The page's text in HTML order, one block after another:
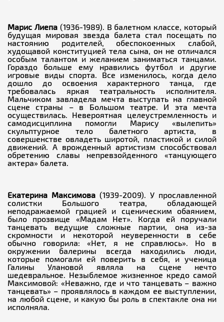
Марис Лиепа (1936-1989). В балетном классе, который
будущая мировая звезда балета стал посещать по
настоянию родителей, обеспокоенных слабой,
худощавой конституцией тела сына, он не отличался
особым талантом и желанием заниматься танцами.
Гораздо больше ему нравились футбол и другие
игровые виды спорта. Все изменилось, когда дело
дошло до освоения характерного танца, где
требовалась яркая театральность исполнителя.
Мальчиком завладела мечта выступать на главной
сцене страны – в Большом театре. И эта мечта
осуществилась. Невероятная целеустремленность и
самодисциплина помогли Марису «вылепить»
скульптурное тело балетного артиста, в
совершенстве овладеть широтой, пластикой и силой
движений. А врожденный артистизм способствовал
обретению славы непревзойденного «танцующего
актера» балета.
Екатерина Максимова (1939-2009). У прославленной
солистки Большого театра, обладающей
неподражаемой грацией и сценическим обаянием,
было прозвище «Мадам Нет». Когда ей поручали
танцевать ведущие сложные партии, она из-за
скромности и некоторой неуверенности в себе
обычно говорила: «Нет, я не справлюсь». Но в
окружении балерины всегда находились люди,
которые помогали ей поверить в себя, и ученица
Галины Улановой являла на сцене нечто
шедевральное. Незыблемое жизненное кредо самой
Максимовой: «Неважно, где и что танцевать – важно
танцевать» – проявлялось в каждом ее выступлении,
на любой сцене, и какую бы роль в спектакле она ни
исполняла.